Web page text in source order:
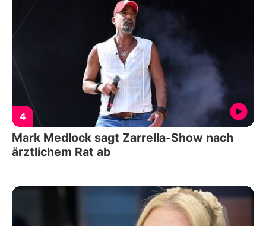
4
Mark Medlock sagt Zarrella-Show nach
ärztlichem Rat ab